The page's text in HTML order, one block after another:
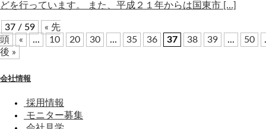
どを行っています。 また、平成２１年からは国東市 […]
37 / 59
« 先
頭
« ... 10 20 30 ... 35 36 37 38 39 ... 50
後 »
会社情報
採用情報
モニター募集